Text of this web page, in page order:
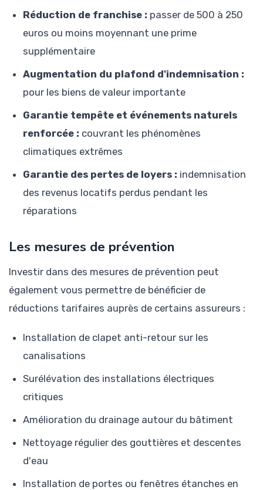
Réduction de franchise : passer de 500 à 250
euros ou moins moyennant une prime
supplémentaire
Augmentation du plafond d'indemnisation :
pour les biens de valeur importante
Garantie tempête et événements naturels
renforcée : couvrant les phénomènes
climatiques extrêmes
Garantie des pertes de loyers : indemnisation
des revenus locatifs perdus pendant les
réparations
Les mesures de prévention
Investir dans des mesures de prévention peut
également vous permettre de bénéficier de
réductions tarifaires auprès de certains assureurs :
Installation de clapet anti-retour sur les
canalisations
Surélévation des installations électriques
critiques
Amélioration du drainage autour du bâtiment
Nettoyage régulier des gouttières et descentes
d'eau
Installation de portes ou fenêtres étanches en